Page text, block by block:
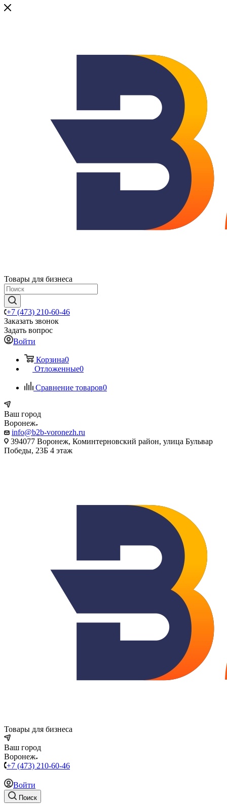
Товары для бизнеса
+7 (473) 210-60-46
Заказать звонок
Задать вопрос
Войти
Корзина0
Отложенные0
Сравнение товаров0
Ваш город
Воронеж
info@b2b-voronezh.ru
394077 Воронеж, Коминтерновский район, улица Бульвар
Победы, 23Б​ 4 этаж
Товары для бизнеса
Ваш город
Воронеж
+7 (473) 210-60-46
Войти
Поиск